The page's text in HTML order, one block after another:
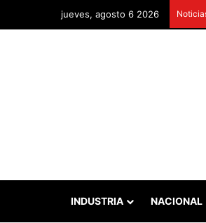
jueves, agosto 6 2026
INDUSTRIA NACIONAL